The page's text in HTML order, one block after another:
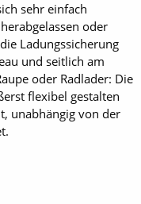
sehr einfach
oder
Ladungssicherung
und seitlich am
oder Radlader: Die
flexibel gestalten
unabhängig von der